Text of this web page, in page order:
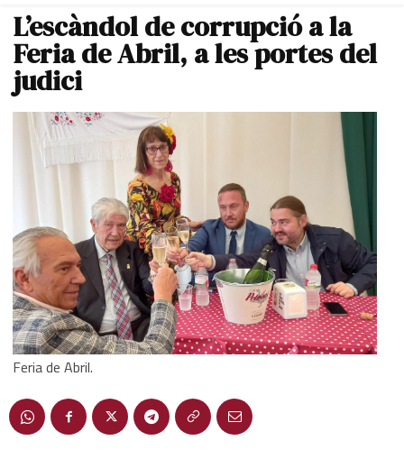
L’escàndol de corrupció a la
Feria de Abril, a les portes del
judici
Feria de Abril.